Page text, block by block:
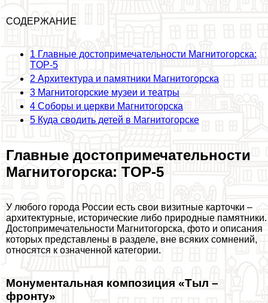
СОДЕРЖАНИЕ
1 Главные достопримечательности Магнитогорска:
TOP-5
2 Архитектура и памятники Магнитогорска
3 Магнитогорские музеи и театры
4 Соборы и церкви Магнитогорска
5 Куда сводить детей в Магнитогорске
Главные достопримечательности
Магнитогорска: TOP-5
У любого города России есть свои визитные карточки –
архитектурные, исторические либо природные памятники.
Достопримечательности Магнитогорска, фото и описания
которых представлены в разделе, вне всяких сомнений,
относятся к означенной категории.
Монументальная композиция «Тыл –
фронту»